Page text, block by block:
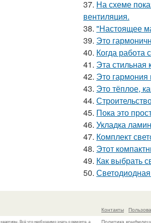
37. На схеме
вентиляция.
38. "Настоящее
39. Это
40. Когда работа
41. Эта стильная
42. Это гармония
43. Это тёплое,
44.
45. Пока это
46. Укладка
47. Комплект
48. Этот
49. Как выбрать
50.
Всё что необходимо знать о ремонте, а
Контакты
Политика